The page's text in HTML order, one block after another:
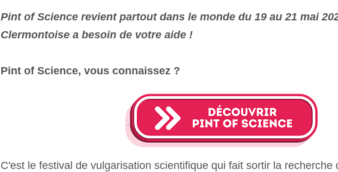
Pint of Science revient partout dans le monde du 19 au 21 mai
Clermontoise a besoin de votre aide !
Pint of Science, vous connaissez ?
C'est le festival de vulgarisation scientifique qui fait sortir la recherche